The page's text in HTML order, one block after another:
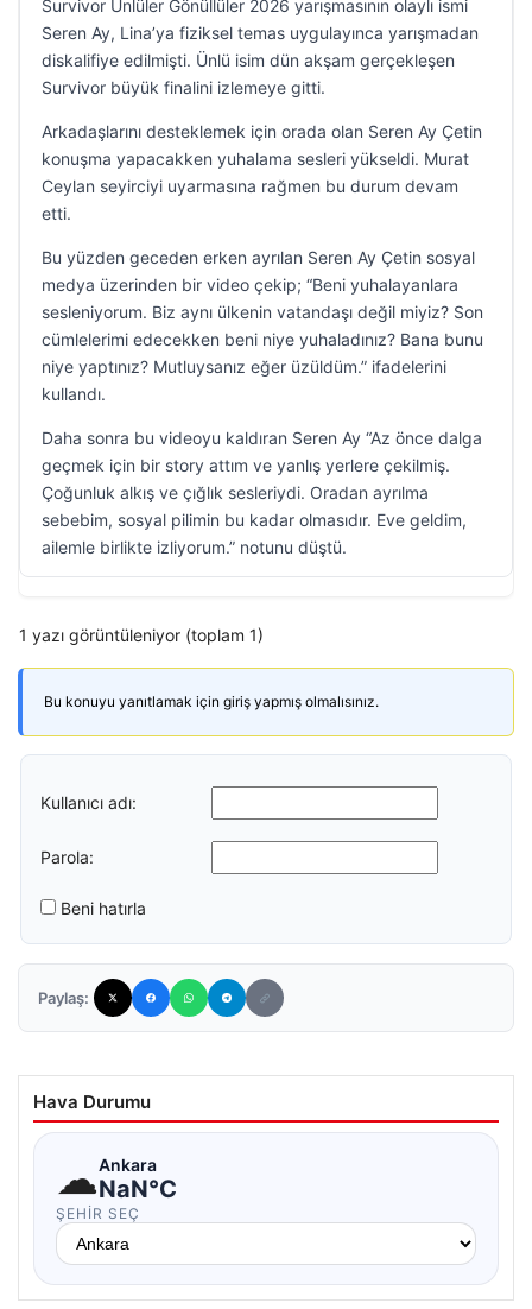
Survivor Ünlüler Gönüllüler 2026 yarışmasının olaylı ismi
Seren Ay, Lina’ya fiziksel temas uygulayınca yarışmadan
diskalifiye edilmişti. Ünlü isim dün akşam gerçekleşen
Survivor büyük finalini izlemeye gitti.
Arkadaşlarını desteklemek için orada olan Seren Ay Çetin
konuşma yapacakken yuhalama sesleri yükseldi. Murat
Ceylan seyirciyi uyarmasına rağmen bu durum devam
etti.
Bu yüzden geceden erken ayrılan Seren Ay Çetin sosyal
medya üzerinden bir video çekip; “Beni yuhalayanlara
sesleniyorum. Biz aynı ülkenin vatandaşı değil miyiz? Son
cümlelerimi edecekken beni niye yuhaladınız? Bana bunu
niye yaptınız? Mutluysanız eğer üzüldüm.” ifadelerini
kullandı.
Daha sonra bu videoyu kaldıran Seren Ay “Az önce dalga
geçmek için bir story attım ve yanlış yerlere çekilmiş.
Çoğunluk alkış ve çığlık sesleriydi. Oradan ayrılma
sebebim, sosyal pilimin bu kadar olmasıdır. Eve geldim,
ailemle birlikte izliyorum.” notunu düştü.
1 yazı görüntüleniyor (toplam 1)
Bu konuyu yanıtlamak için giriş yapmış olmalısınız.
Kullanıcı adı:
Parola:
Beni hatırla
Paylaş:
Hava Durumu
☁Ankara
NaN°C
ŞEHIR SEÇ